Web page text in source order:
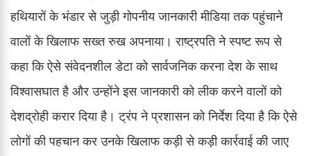
हथियारों के भंडार से जुड़ी गोपनीय जानकारी मीडिया तक पहुंचाने
वालों के खिलाफ सख्त रुख अपनाया। राष्ट्रपति ने स्पष्ट रूप से
कहा कि ऐसे संवेदनशील डेटा को सार्वजनिक करना देश के साथ
विश्वासघात है और उन्होंने इस जानकारी को लीक करने वालों को
देशद्रोही करार दिया है। ट्रंप ने प्रशासन को निर्देश दिया है कि ऐसे
लोगों की पहचान कर उनके खिलाफ कड़ी से कड़ी कार्रवाई की जाए